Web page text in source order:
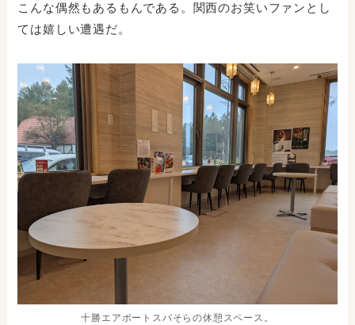
こんな偶然もあるもんである。関西のお笑いファンとし
ては嬉しい遭遇だ。
十勝エアポートスパそらの休憩スペース。